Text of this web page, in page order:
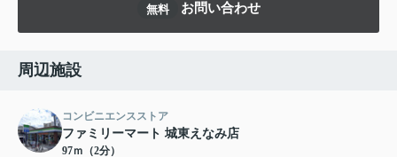
無料 お問い合わせ
周辺施設
コンビニエンスストア
ファミリーマート 城東えなみ店
97ｍ（2分）